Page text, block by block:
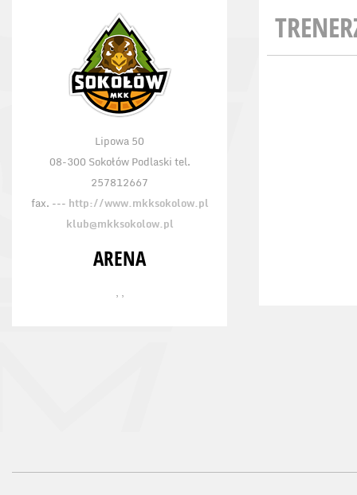
Lipowa 50
08-300 Sokołów Podlaski tel.
257812667
fax. --- http://www.mkksokolow.pl
klub@mkksokolow.pl
ARENA
, ,